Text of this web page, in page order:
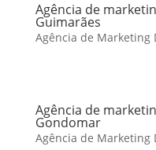
Agência de
Guimarães
Agência de Marketing
Agência de
Gondomar
Agência de Marketing